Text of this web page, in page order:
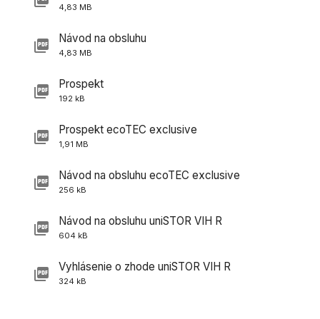
4,83 MB
Návod na obsluhu
4,83 MB
Prospekt
192 kB
Prospekt ecoTEC exclusive
1,91 MB
Návod na obsluhu ecoTEC exclusive
256 kB
Návod na obsluhu uniSTOR VIH R
604 kB
Vyhlásenie o zhode uniSTOR VIH R
324 kB